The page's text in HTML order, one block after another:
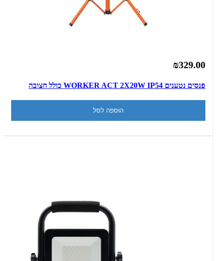
₪329.00
פנסים נטענים WORKER ACT 2X20W IP54 כולל חצובה
הוספה לסל